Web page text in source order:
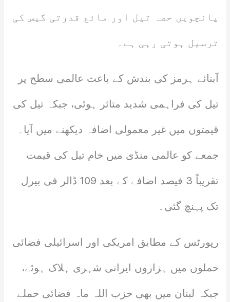
پانچویں حصہ تیل اور مائع قدرتی گیس کی
ترسیل ہوتی رہی ہے۔
آبنائے ہرمز کی بندش کے باعث عالمی سطح پر
تیل کی فراہمی شدید متاثر ہوئی، جبکہ تیل کی
قیمتوں میں غیر معمولی اضافہ دیکھنے میں آیا۔
جمعے کو عالمی منڈی میں خام تیل کی قیمت
تقریباً 3 فیصد اضافے کے بعد 109 ڈالر فی بیرل
تک پہنچ گئی۔
رپورٹس کے مطابق امریکی اور اسرائیلی فضائی
حملوں میں ہزاروں ایرانی شہری ہلاک ہوئے،
جبکہ لبنان میں بھی حزب اللہ ماہ فضائی حملے